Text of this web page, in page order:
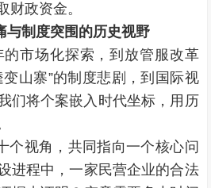
财政资金。
与制度突围的历史视野
的市场化探索，到放管服改革
山寨”的制度悲剧，到国际视
将个案嵌入时代坐标，用历
个视角，共同指向一个核心问
进程中，一家民营企业的合法